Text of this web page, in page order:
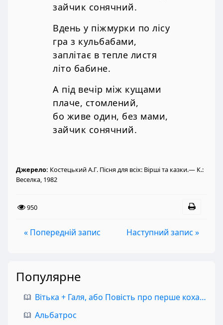
зайчик сонячний.
Вдень у піжмурки по лісу
гра з кульбабами,
заплітає в тепле листя
літо бабине.
А під вечір між кущами
плаче, стомлений,
бо живе один, без мами,
зайчик сонячний.
Джерело: Костецький А.Г. Пісня для всіх: Вірші та казки.— К.:
Веселка, 1982
950
« Попередній запис Наступний запис »
Популярне
Вітька + Галя, або Повість про перше кохання
Альбатрос